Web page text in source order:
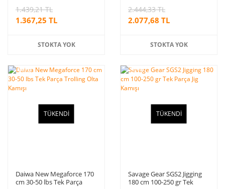
1.367,25 TL
1.439,21 TL
STOKTA YOK
Kamışı
2.077,68 TL
2.444,33 TL
STOKTA YOK
%10
TÜKENDİ
Daiwa New Megaforce 170
cm 30-50 lbs Tek Parça
%10
indirim
TÜKENDİ
Savage Gear SGS2 Jigging
180 cm 100-250 gr Tek